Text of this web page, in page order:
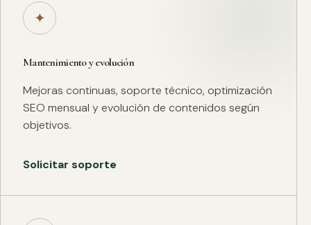
✦
Mantenimiento y evolución
Mejoras continuas, soporte técnico, optimización
SEO mensual y evolución de contenidos según
objetivos.
Solicitar soporte